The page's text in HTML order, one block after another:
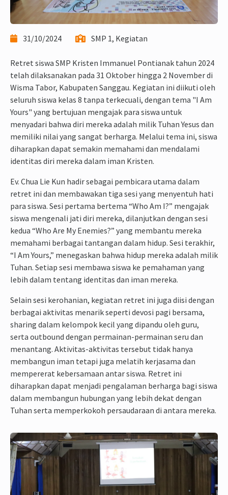
31/10/2024 SMP 1, Kegiatan
Retret siswa SMP Kristen Immanuel Pontianak tahun 2024
telah dilaksanakan pada 31 Oktober hingga 2 November di
Wisma Tabor, Kabupaten Sanggau. Kegiatan ini diikuti oleh
seluruh siswa kelas 8 tanpa terkecuali, dengan tema "I Am
Yours" yang bertujuan mengajak para siswa untuk
menyadari bahwa diri mereka adalah milik Tuhan Yesus dan
memiliki nilai yang sangat berharga. Melalui tema ini, siswa
diharapkan dapat semakin memahami dan mendalami
identitas diri mereka dalam iman Kristen.
Ev. Chua Lie Kun hadir sebagai pembicara utama dalam
retret ini dan membawakan tiga sesi yang menyentuh hati
para siswa. Sesi pertama bertema “Who Am I?” mengajak
siswa mengenali jati diri mereka, dilanjutkan dengan sesi
kedua “Who Are My Enemies?” yang membantu mereka
memahami berbagai tantangan dalam hidup. Sesi terakhir,
“I Am Yours,” menegaskan bahwa hidup mereka adalah milik
Tuhan. Setiap sesi membawa siswa ke pemahaman yang
lebih dalam tentang identitas dan iman mereka.
Selain sesi kerohanian, kegiatan retret ini juga diisi dengan
berbagai aktivitas menarik seperti devosi pagi bersama,
sharing dalam kelompok kecil yang dipandu oleh guru,
serta outbound dengan permainan-permainan seru dan
menantang. Aktivitas-aktivitas tersebut tidak hanya
membangun iman tetapi juga melatih kerjasama dan
mempererat kebersamaan antar siswa. Retret ini
diharapkan dapat menjadi pengalaman berharga bagi siswa
dalam membangun hubungan yang lebih dekat dengan
Tuhan serta memperkokoh persaudaraan di antara mereka.